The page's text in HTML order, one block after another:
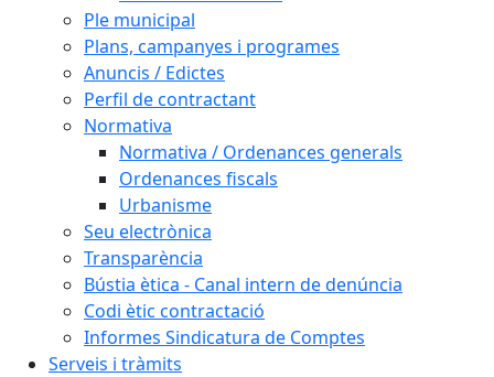
Ple municipal
Plans, campanyes i programes
Anuncis / Edictes
Perfil de contractant
Normativa
Normativa / Ordenances generals
Ordenances fiscals
Urbanisme
Seu electrònica
Transparència
Bústia ètica - Canal intern de denúncia
Codi ètic contractació
Informes Sindicatura de Comptes
Serveis i tràmits